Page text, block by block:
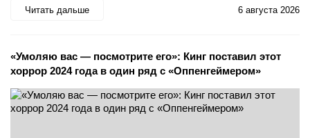
Читать дальше 6 августа 2026
«Умоляю вас — посмотрите его»: Кинг поставил этот
хоррор 2024 года в один ряд с «Оппенгеймером»